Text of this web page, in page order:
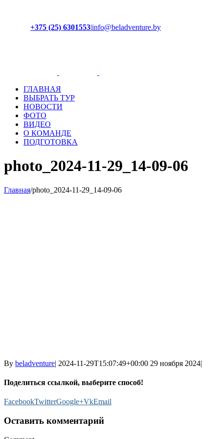
+375 (25) 6301553|info@beladventure.by
ГЛАВНАЯ
ВЫБРАТЬ ТУР
НОВОСТИ
ФОТО
ВИДЕО
О КОМАНДЕ
ПОДГОТОВКА
photo_2024-11-29_14-09-06
Главная/photo_2024-11-29_14-09-06
By beladventure| 2024-11-29T15:07:49+00:00 29 ноября 2024|
Поделиться ссылкой, выберите способ!
FacebookTwitterGoogle+VkEmail
Оставить комментарий